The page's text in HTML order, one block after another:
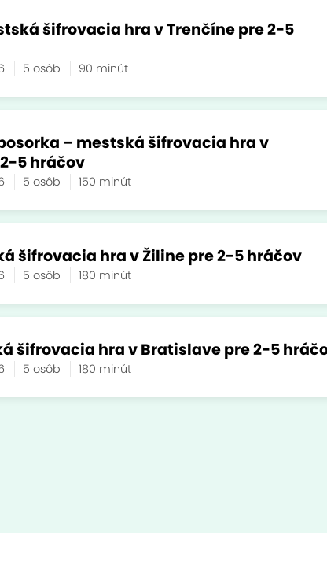
šifrovacia hra v Trenčíne pre 2-5
5 osôb 90 minút
– mestská šifrovacia hra v
5 hráčov
5 osôb 150 minút
šifrovacia hra v Žiline pre 2-5 hráčov
5 osôb 180 minút
šifrovacia hra v Bratislave pre 2-5
5 osôb 180 minút